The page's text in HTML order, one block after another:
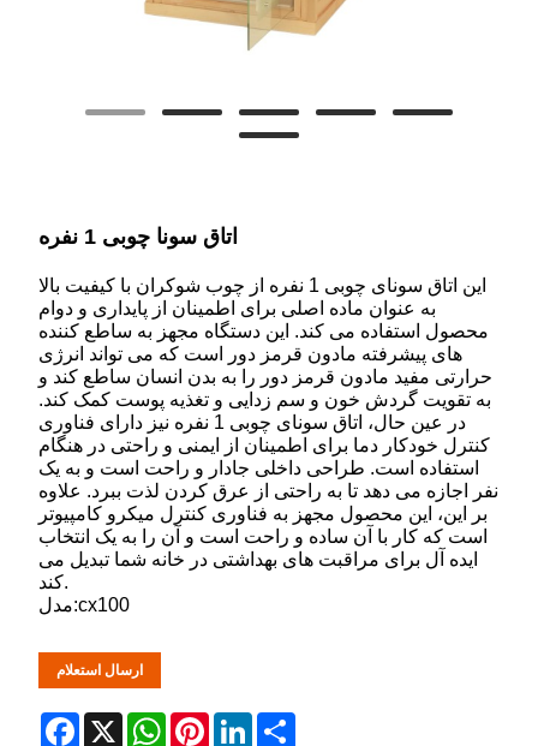
اتاق سونا چوبی 1 نفره
این اتاق سونای چوبی 1 نفره از چوب شوکران با کیفیت بالا
به عنوان ماده اصلی برای اطمینان از پایداری و دوام
محصول استفاده می کند. این دستگاه مجهز به ساطع کننده
های پیشرفته مادون قرمز دور است که می تواند انرژی
حرارتی مفید مادون قرمز دور را به بدن انسان ساطع کند و
به تقویت گردش خون و سم زدایی و تغذیه پوست کمک کند.
در عین حال، اتاق سونای چوبی 1 نفره نیز دارای فناوری
کنترل خودکار دما برای اطمینان از ایمنی و راحتی در هنگام
استفاده است. طراحی داخلی جادار و راحت است و به یک
نفر اجازه می دهد تا به راحتی از عرق کردن لذت ببرد. علاوه
بر این، این محصول مجهز به فناوری کنترل میکرو کامپیوتر
است که کار با آن ساده و راحت است و آن را به یک انتخاب
ایده آل برای مراقبت های بهداشتی در خانه شما تبدیل می
کند.
مدل:cx100
ارسال استعلام
Facebook
X WhatsApp
PinterestLinkedIn